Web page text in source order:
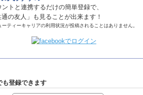
トと連携するだけの簡単登録で、
通の友人」も見ることが出来ます！
ティーキャリアの利用状況が投稿されることはありません。
も登録できます